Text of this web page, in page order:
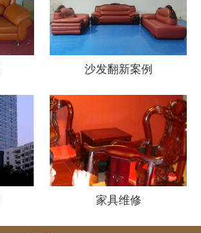
沙发翻新案例
家具维修